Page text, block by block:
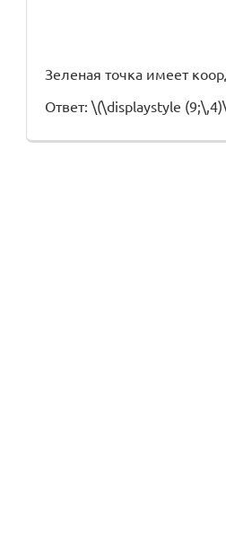
Зеленая точка имеет
Ответ: \(\displaystyle